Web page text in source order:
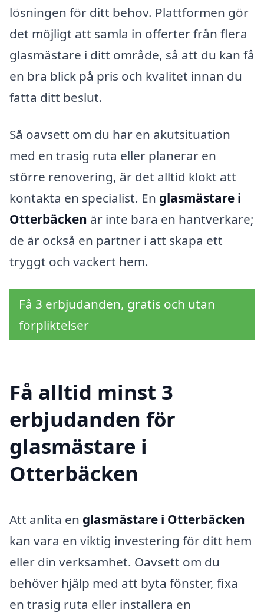
lösningen för ditt behov. Plattformen gör
det möjligt att samla in offerter från flera
glasmästare i ditt område, så att du kan få
en bra blick på pris och kvalitet innan du
fatta ditt beslut.
Så oavsett om du har en akutsituation
med en trasig ruta eller planerar en
större renovering, är det alltid klokt att
kontakta en specialist. En glasmästare i
Otterbäcken är inte bara en hantverkare;
de är också en partner i att skapa ett
tryggt och vackert hem.
Få 3 erbjudanden, gratis och utan
förpliktelser
Få alltid minst 3
erbjudanden för
glasmästare i
Otterbäcken
Att anlita en glasmästare i Otterbäcken
kan vara en viktig investering för ditt hem
eller din verksamhet. Oavsett om du
behöver hjälp med att byta fönster, fixa
en trasig ruta eller installera en